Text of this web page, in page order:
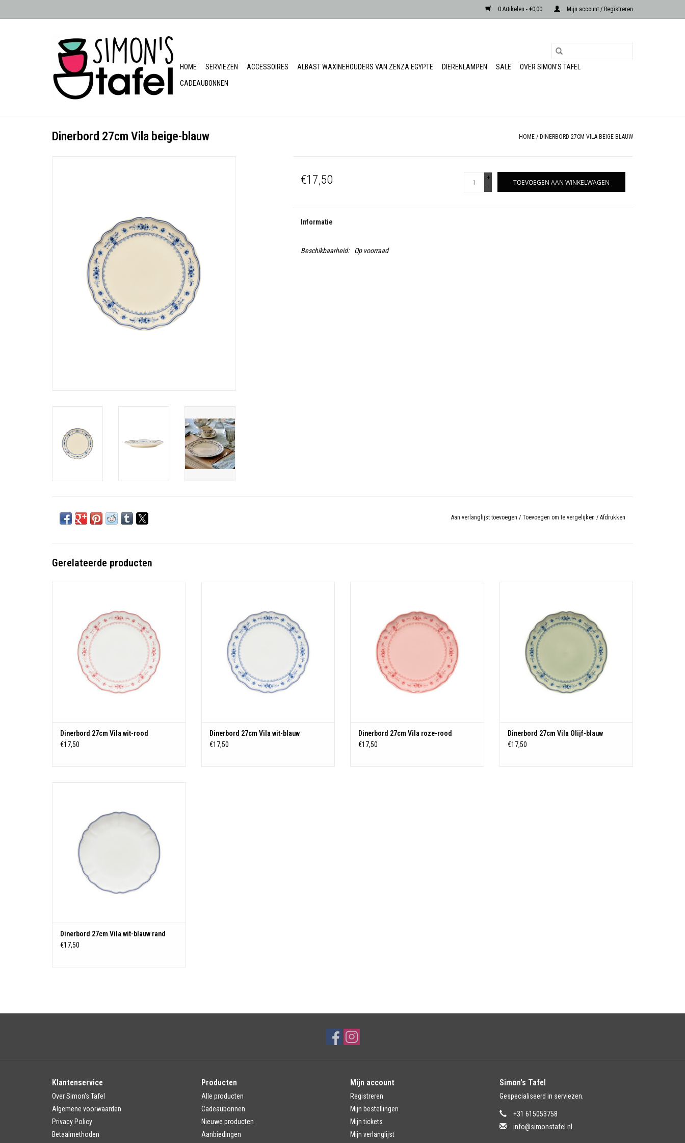
0 Artikelen - €0,00 Mijn account / Registreren
HOME SERVIEZEN ACCESSOIRES ALBAST WAXINEHOUDERS VAN ZENZA EGYPTE DIERENLAMPEN SALE
OVER SIMON'S TAFEL
CADEAUBONNEN
Dinerbord 27cm Vila beige-blauw HOME / DINERBORD 27CM VILA BEIGE-BLAUW
€17,50
+
-
TOEVOEGEN AAN WINKELWAGEN
Informatie
Beschikbaarheid: Op voorraad
Aan verlanglijst toevoegen / Toevoegen om te vergelijken / Afdrukken
Gerelateerde producten
TOEVOEGEN AAN WINKELWAGEN
Dinerbord 27cm Vila wit-rood
€17,50
TOEVOEGEN AAN WINKELWAGEN
Dinerbord 27cm Vila wit-blauw
€17,50
TOEVOEGEN AAN WINKELWAGEN
Dinerbord 27cm Vila roze-rood
€17,50
TOEVOEGEN AAN WINKELWAGEN
Dinerbord 27cm Vila Olijf-blauw
€17,50
TOEVOEGEN AAN WINKELWAGEN
Dinerbord 27cm Vila wit-blauw rand
€17,50
Klantenservice
Over Simon's Tafel
Algemene voorwaarden
Privacy Policy
Betaalmethoden
Producten
Alle producten
Cadeaubonnen
Nieuwe producten
Aanbiedingen
Mijn account
Registreren
Mijn bestellingen
Mijn tickets
Mijn verlanglijst
Simon's Tafel
Gespecialiseerd in serviezen.
+31 615053758
info@simonstafel.nl